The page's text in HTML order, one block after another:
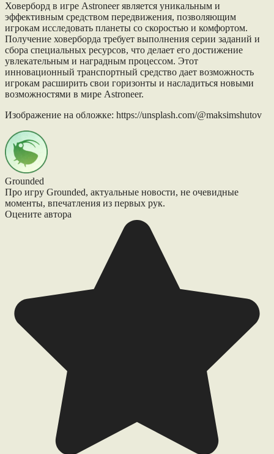
Ховерборд в игре Astroneer является уникальным и
эффективным средством передвижения, позволяющим
игрокам исследовать планеты со скоростью и комфортом.
Получение ховерборда требует выполнения серии заданий и
сбора специальных ресурсов, что делает его достижение
увлекательным и наградным процессом. Этот
инновационный транспортный средство дает возможность
игрокам расширить свои горизонты и насладиться новыми
возможностями в мире Astroneer.
Изображение на обложке: https://unsplash.com/@maksimshutov
Grounded
Про игру Grounded, актуальные новости, не очевидные
моменты, впечатления из первых рук.
Оцените автора